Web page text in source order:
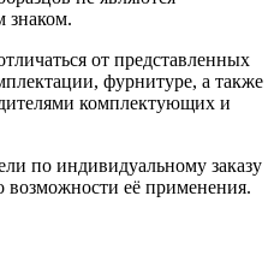
знаком.
от представленных
фурнитуре, а также
комплектующих и
по индивидуальному заказу
возможности её применения.